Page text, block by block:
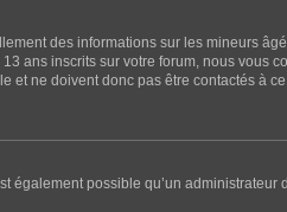
des informations sur les mineurs
ans inscrits sur votre forum, nous vous
ne doivent donc pas être contactés à
également possible qu’un